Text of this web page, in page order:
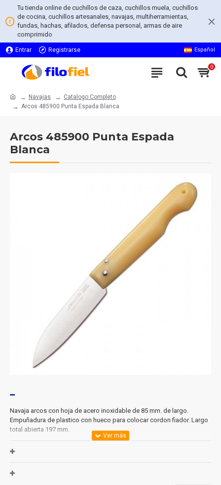
Tu tienda online de cuchillos de caza, cuchillos muela, cuchillos
de cocina, cuchillos artesanales, navajas, multiherramientas,
fundas, hachas, afilados, defensa personal, armas de aire
comprimido
Entrar Registrarse Español
0
Navajas
Catalogo Completo
Arcos 485900 Punta Espada Blanca
Arcos 485900 Punta Espada
Blanca
Navaja arcos con hoja de acero inoxidable de 85 mm. de largo.
Empuñadura de plastico con hueco para colocar cordon fiador. Largo
total abierta 197 mm.